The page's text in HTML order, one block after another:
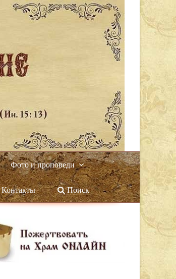
Фото и проповеди
Контакты Поиск